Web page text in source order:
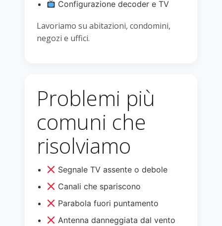
Configurazione decoder e TV
Lavoriamo su abitazioni, condomini,
negozi e uffici.
Problemi più
comuni che
risolviamo
Segnale TV assente o debole
Canali che spariscono
Parabola fuori puntamento
Antenna danneggiata dal vento